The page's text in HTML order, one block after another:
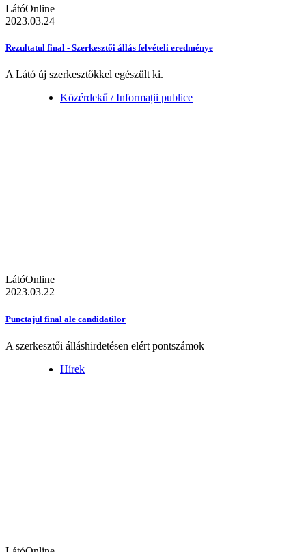
LátóOnline
2023.03.24
Rezultatul final - Szerkesztői állás felvételi eredménye
A Látó új szerkesztőkkel egészült ki.
Közérdekű / Informații publice
LátóOnline
2023.03.22
Punctajul final ale candidatilor
A szerkesztői álláshirdetésen elért pontszámok
Hírek